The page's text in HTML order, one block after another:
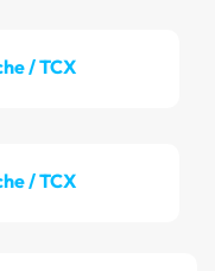
/ TCX
/ TCX